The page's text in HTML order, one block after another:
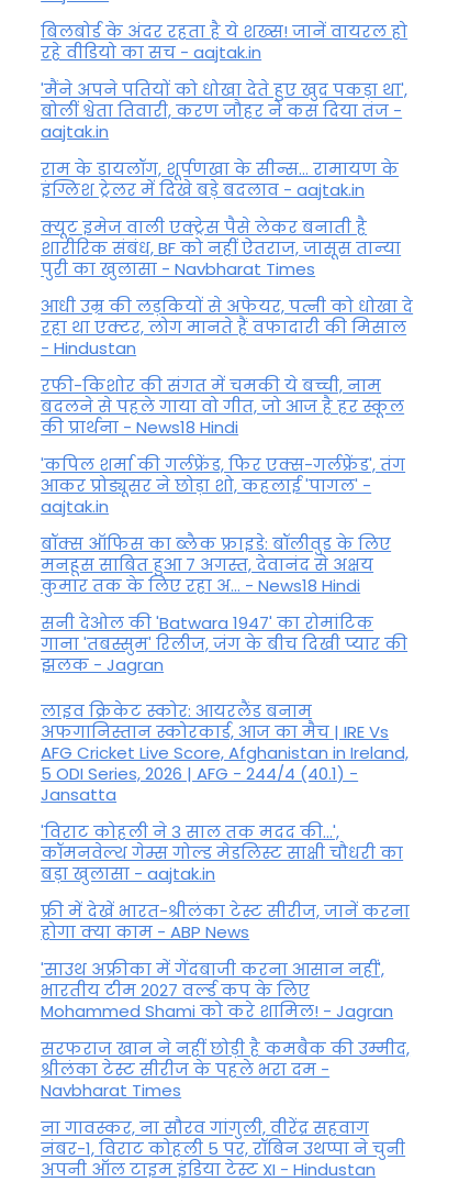
बिलबोर्ड के अंदर रहता है ये शख्स! जानें वायरल हो
रहे वीडियो का सच - aajtak.in
'मैंने अपने पतियों को धोखा देते हुए खुद पकड़ा था',
बोलीं श्वेता तिवारी, करण जौहर ने कस दिया तंज -
aajtak.in
राम के डायलॉग, शूर्पणखा के सीन्स... रामायण के
इंग्लिश ट्रेलर में दिखे बड़े बदलाव - aajtak.in
क्यूट इमेज वाली एक्ट्रेस पैसे लेकर बनाती है
शारीरिक संबंध, BF को नहीं ऐतराज, जासूस तान्‍या
पुरी का खुलासा - Navbharat Times
आधी उम्र की लड़कियों से अफेयर, पत्नी को धोखा दे
रहा था एक्टर, लोग मानते हैं वफादारी की मिसाल
- Hindustan
रफी-किशोर की संगत में चमकी ये बच्ची, नाम
बदलने से पहले गाया वो गीत, जो आज है हर स्कूल
की प्रार्थना - News18 Hindi
'कपिल शर्मा की गर्लफ्रेंड, फिर एक्स-गर्लफ्रेंड', तंग
आकर प्रोड्यूसर ने छोड़ा शो, कहलाई 'पागल' -
aajtak.in
बॉक्स ऑफिस का ब्लैक फ्राइडे: बॉलीवुड के लिए
मनहूस साबित हुआ 7 अगस्त, देवानंद से अक्षय
कुमार तक के लिए रहा अ... - News18 Hindi
सनी देओल की 'Batwara 1947' का रोमांटिक
गाना 'तबस्सुम' रिलीज, जंग के बीच दिखी प्यार की
झलक - Jagran
लाइव क्रिकेट स्कोर: आयरलैंड बनाम
अफगानिस्तान स्कोरकार्ड, आज का मैच | IRE Vs
AFG Cricket Live Score, Afghanistan in Ireland,
5 ODI Series, 2026 | AFG - 244/4 (40.1) -
Jansatta
'विराट कोहली ने 3 साल तक मदद की...',
कॉमनवेल्थ गेम्स गोल्ड मेडलिस्ट साक्षी चौधरी का
बड़ा खुलासा - aajtak.in
फ्री में देखें भारत-श्रीलंका टेस्ट सीरीज, जानें करना
होगा क्या काम - ABP News
'साउथ अफ्रीका में गेंदबाजी करना आसान नहीं',
भारतीय टीम 2027 वर्ल्‍ड कप के लिए
Mohammed Shami को करे शामिल! - Jagran
सरफराज खान ने नहीं छोड़ी है कमबैक की उम्मीद,
श्रीलंका टेस्ट सीरीज के पहले भरा दम -
Navbharat Times
ना गावस्कर, ना सौरव गांगुली, वीरेंद्र सहवाग
नंबर-1, विराट कोहली 5 पर, रॉबिन उथप्पा ने चुनी
अपनी ऑल टाइम इंडिया टेस्ट XI - Hindustan